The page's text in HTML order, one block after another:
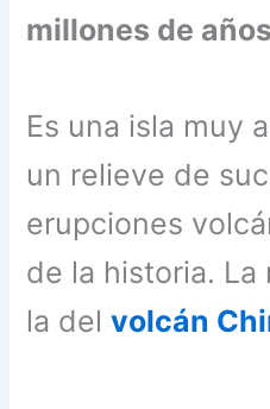
millones de
Es una isla muy
un relieve de
erupciones
de la historia.
la delvolcán